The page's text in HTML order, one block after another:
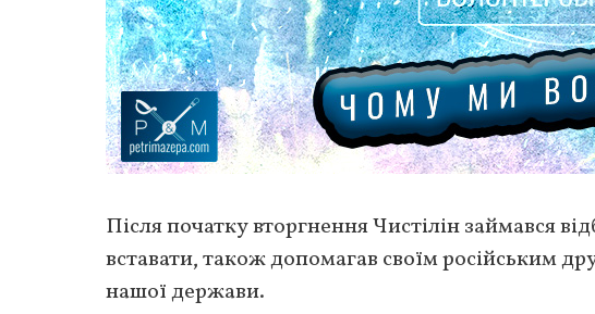
Після початку вторгнення Чистілін займався
вставати, також допомагав своїм російським
нашої держави.